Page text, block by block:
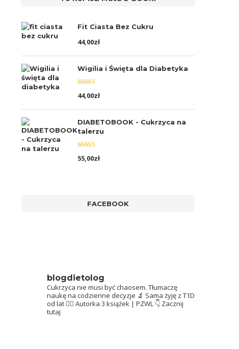
Fit Ciasta Bez Cukru
44,00zł
Wigilia i Święta dla Diabetyka
Oceniono
5.00na 5
44,00zł
DIABETOBOOK - Cukrzyca na
talerzu
Oceniono
5.00na 5
55,00zł
FACEBOOK
blogdietolog
Cukrzyca nie musi być chaosem. Tłumaczę
naukę na codzienne decyzje 🔬 Sama żyję z T1D
od lat 👩‍⚕️ Autorka 3 książek | PZWL 👇 Zacznij
tutaj